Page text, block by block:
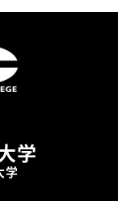
学
学